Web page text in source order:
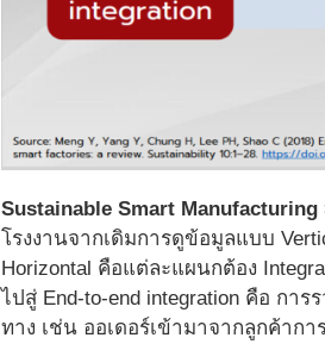
Sustainable Smart Manufacturing
โรงงานจากเดิมการดูข้อมูลแบบ
Horizontal คือแต่ละแผนกต้อง
ไปสู่ End-to-end integration คือ กา
ทาง เช่น ออเดอร์เข้ามาจากลูกค้าก